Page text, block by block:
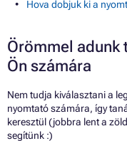
Hova dobjuk ki a
Örömmel adunk
Ön számára
Nem tudja kiválasztani a
nyomtató számára, így
keresztül (jobbra lent a
segítünk :)